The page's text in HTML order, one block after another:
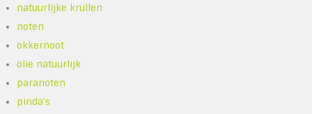
natuurlijke krullen
noten
okkernoot
olie natuurlijk
paranoten
pinda's